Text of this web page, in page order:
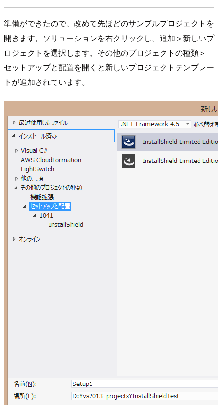
準備ができたので、改めて先ほどのサンプルプロジェクトを
開きます。ソリューションを右クリックし、追加＞新しいプ
ロジェクトを選択します。その他のプロジェクトの種類＞
セットアップと配置を開くと新しいプロジェクトテンプレー
トが追加されています。